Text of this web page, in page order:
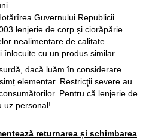
Guvernului Republicii
lenjerie de corp și ciorăpărie
nealimentare de calitate
cu un produs similar.
dacă luăm în considerare
elementar. Restricţii severe au
Pentru că lenjerie de
uz personal!
returnarea și schimbarea